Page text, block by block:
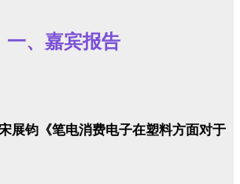
一、嘉宾报告
展钧《笔电消费电子在塑料方面对于